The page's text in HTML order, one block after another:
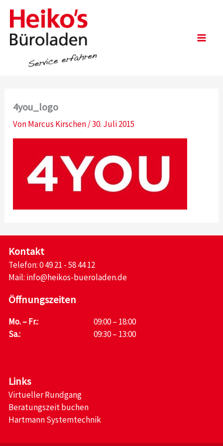
Inhalt
springen
4you_logo
VonMarcus Kirschen/30. Juli 2015
Kontakt
Telefon:0 49 21 - 58 44 12
Mail: info@heikos-bueroladen.de
Öffnungszeiten
Mo. – Fr.:
09:00 – 18:00
Sa.:
09:30 – 13:00
Links
Virtueller Rundgang
Beratungszeit buchen
Hartmann Systemtechnik